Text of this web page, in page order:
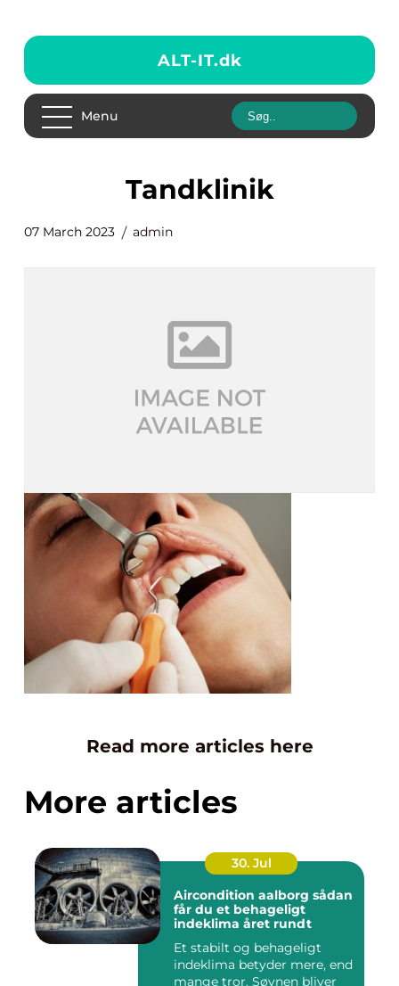
ALT-IT.dk
Menu
tandklinik
07 March 2023 admin
Read more articles here
More articles
30. Jul
Aircondition aalborg sådan
får du et behageligt
indeklima året rundt
Et stabilt og behageligt
indeklima betyder mere, end
mange tror. Søvnen bliver